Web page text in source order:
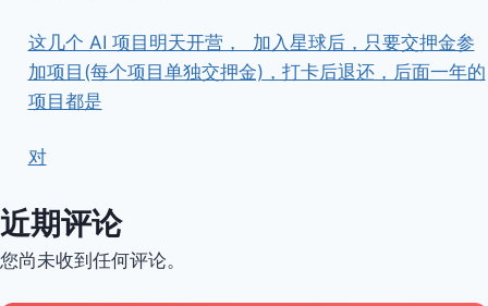
这几个 AI 项目明天开营， ​ ​加入星球后，只要交押金参
加项目(每个项目单独交押金)，打卡后退还，后面一年的
项目都是
对
近期评论
您尚未收到任何评论。